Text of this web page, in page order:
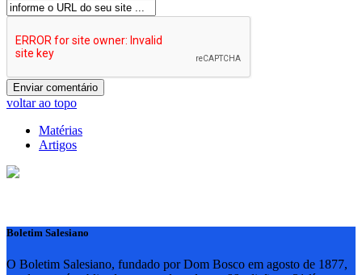
voltar ao topo
Matérias
Artigos
Boletim Salesiano
O Boletim Salesiano, fundado por Dom Bosco em agosto de 1877,